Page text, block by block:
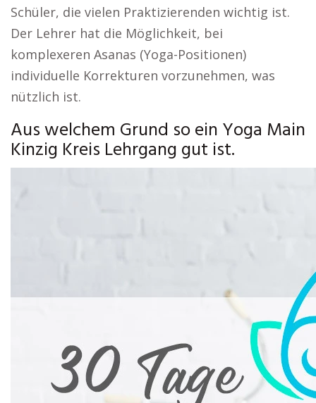
Schüler, die vielen Praktizierenden wichtig ist.
Der Lehrer hat die Möglichkeit, bei
komplexeren Asanas (Yoga-Positionen)
individuelle Korrekturen vorzunehmen, was
nützlich ist.
Aus welchem Grund so ein Yoga Main
Kinzig Kreis Lehrgang gut ist.